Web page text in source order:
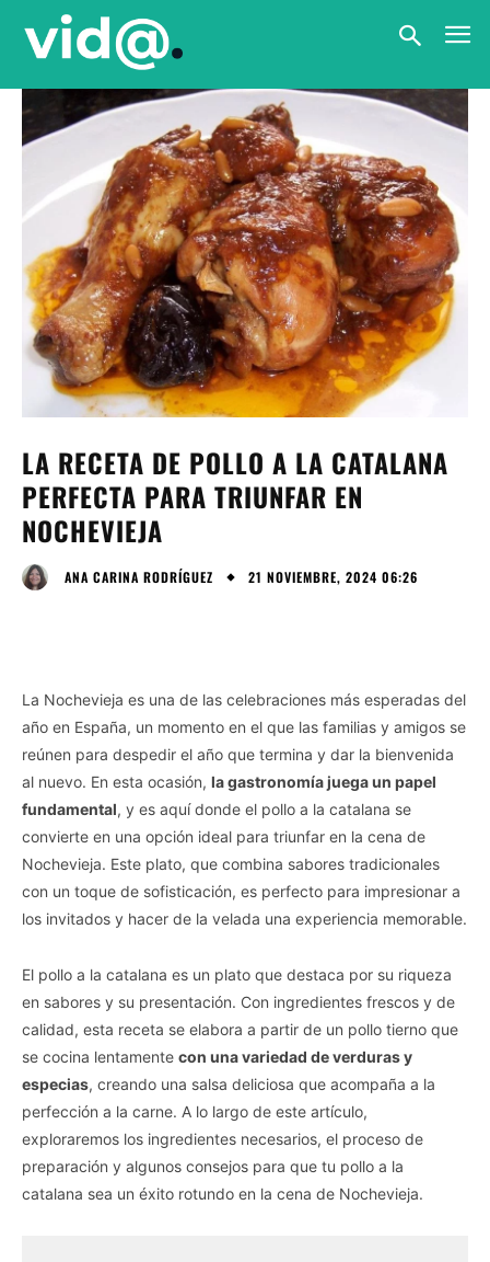
LA RECETA DE POLLO A LA CATALANA
PERFECTA PARA TRIUNFAR EN
NOCHEVIEJA
ANA CARINA RODRÍGUEZ 21 NOVIEMBRE, 2024 06:26
La Nochevieja es una de las celebraciones más esperadas del
año en España, un momento en el que las familias y amigos se
reúnen para despedir el año que termina y dar la bienvenida
al nuevo. En esta ocasión, la gastronomía juega un papel
fundamental, y es aquí donde el pollo a la catalana se
convierte en una opción ideal para triunfar en la cena de
Nochevieja. Este plato, que combina sabores tradicionales
con un toque de sofisticación, es perfecto para impresionar a
los invitados y hacer de la velada una experiencia memorable.
El pollo a la catalana es un plato que destaca por su riqueza
en sabores y su presentación. Con ingredientes frescos y de
calidad, esta receta se elabora a partir de un pollo tierno que
se cocina lentamente con una variedad de verduras y
especias, creando una salsa deliciosa que acompaña a la
perfección a la carne. A lo largo de este artículo,
exploraremos los ingredientes necesarios, el proceso de
preparación y algunos consejos para que tu pollo a la
catalana sea un éxito rotundo en la cena de Nochevieja.